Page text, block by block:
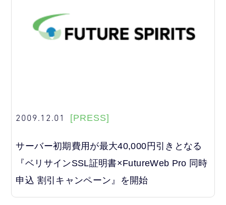
2009.12.01 [PRESS]
サーバー初期費用が最大40,000円引きとなる
『ベリサインSSL証明書×FutureWeb Pro 同時
申込 割引キャンペーン』を開始